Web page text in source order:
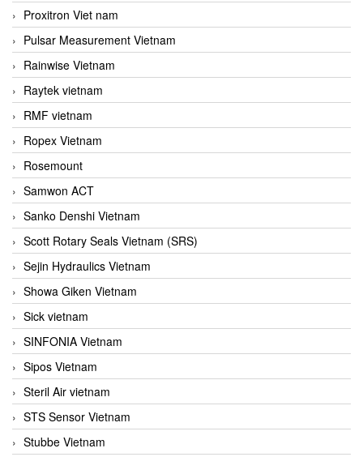
Proxitron Viet nam
Pulsar Measurement Vietnam
Rainwise Vietnam
Raytek vietnam
RMF vietnam
Ropex Vietnam
Rosemount
Samwon ACT
Sanko Denshi Vietnam
Scott Rotary Seals Vietnam (SRS)
Sejin Hydraulics Vietnam
Showa Giken Vietnam
Sick vietnam
SINFONIA Vietnam
Sipos Vietnam
Steril Air vietnam
STS Sensor Vietnam
Stubbe Vietnam